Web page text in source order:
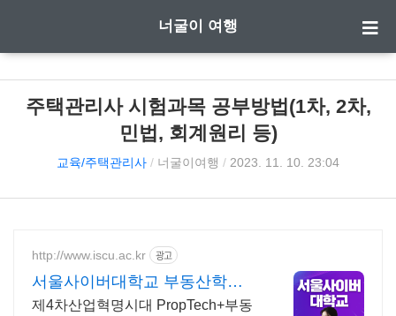
너굴이 여행
주택관리사 시험과목 공부방법(1차, 2차,
민법, 회계원리 등)
교육/주택관리사 / 너굴이여행 / 2023. 11. 10. 23:04
http://www.iscu.ac.kr 광고
서울사이버대학교 부동산학과
2026 가을학기 신편입생
제4차산업혁명시대 PropTech+부동